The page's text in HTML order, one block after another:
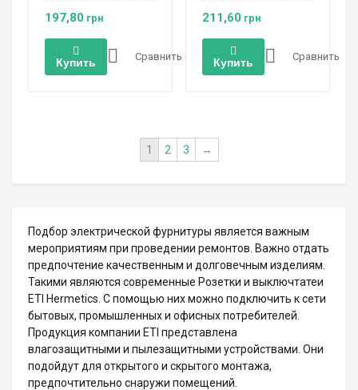
197,80 грн
Купить Сравнить
211,60 грн
Купить Сравнить
1 2 3 →
Подбор электрической фурнитуры является важным
мероприятиям при проведении ремонтов. Важно отдать
предпочтение качественным и долговечным изделиям.
Такими являются современные Розетки и выключтатеи
ETI Hermetics. С помощью них можно подключить к сети
бытовых, промышленных и офисных потребителей.
Продукция компании ETI представлена
влагозащитными и пылезащитными устройствами. Они
подойдут для открытого и скрытого монтажа,
предпочтительно снаружи помещений.